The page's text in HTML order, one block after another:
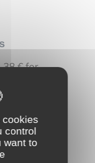
38 € for
control
want to